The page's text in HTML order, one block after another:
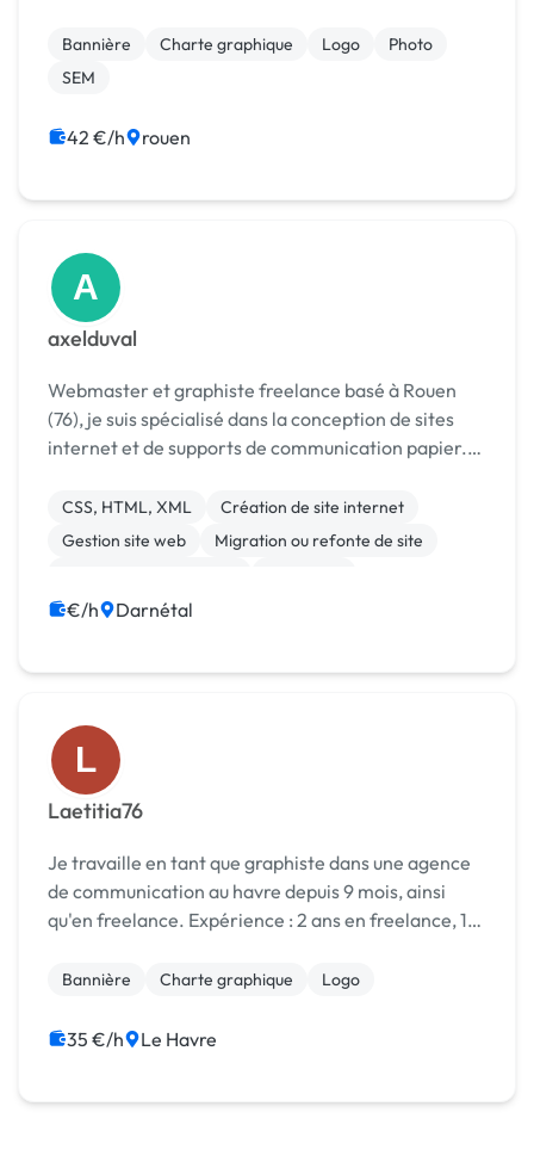
Ensemble, nous mettrons en avant les atouts et
servic...
Bannière Charte graphique Logo
Photo
SEM
42 €/h rouen
A
axelduval
Webmaster et graphiste freelance basé à Rouen
(76), je suis spécialisé dans la conception de sites
internet et de supports de communication papier.
de tous vos projets de communication visu...
CSS, HTML, XML
Création de site internet
Gestion site web
Migration ou refonte de site
Site clé en main
€/h Darnétal
L
Laetitia76
Je travaille en tant que graphiste dans une agence
de communication au havre depuis 9 mois, ainsi
qu'en freelance. Expérience : 2 ans en freelance, 1
Design option Design graphique à l'ESADHAR, a...
Bannière Charte graphique Logo
35 €/h Le Havre